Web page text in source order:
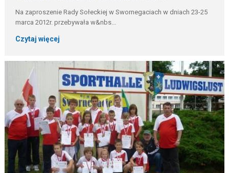
Na zaproszenie Rady Sołeckiej w Swornegaciach w dniach 23-25
marca 2012r. przebywała w&nbs...
Czytaj więcej